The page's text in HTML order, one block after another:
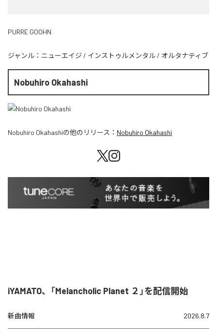
PURRE GOOHN
ジャンル： ニューエイジ / インストゥルメンタル / オルタナティブ
Nobuhiro Okahashi
Nobuhiro Okahashiの他のリリース： Nobuhiro Okahashi
iYAMATO、「Melancholic Planet ２」を配信開始
新曲情報 2026.8.7